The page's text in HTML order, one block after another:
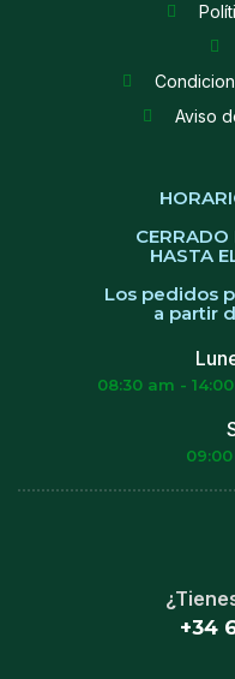
Aviso
CERRADO
HASTA
Los pedidos
a partir
08:30 am -
+34